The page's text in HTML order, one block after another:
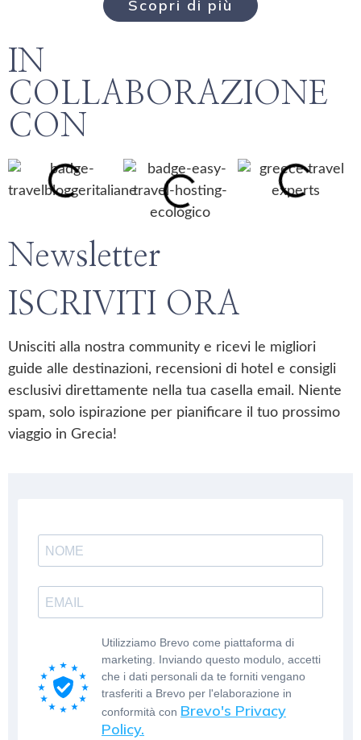
Scopri di più
IN
COLLABORAZIONE
CON
Newsletter
ISCRIVITI ORA
Unisciti alla nostra community e ricevi le migliori
guide alle destinazioni, recensioni di hotel e consigli
esclusivi direttamente nella tua casella email. Niente
spam, solo ispirazione per pianificare il tuo prossimo
viaggio in Grecia!
Utilizziamo Brevo come piattaforma di
marketing. Inviando questo modulo, accetti
che i dati personali da te forniti vengano
trasferiti a Brevo per l'elaborazione in
conformità con Brevo's Privacy
Policy.